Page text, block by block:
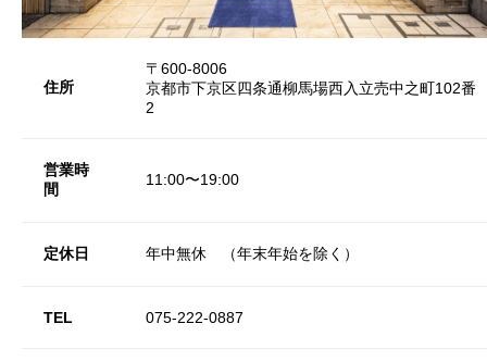
住所
〒600-8006
京都市下京区四条通柳馬場西入立売中之町102番
2
営業時
間
11:00〜19:00
定休日 年中無休 （年末年始を除く）
TEL 075-222-0887